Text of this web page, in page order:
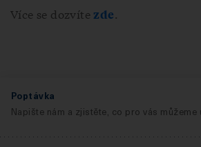
Více se dozvíte zde.
Poptávka
Napište nám a zjistěte, co pro vás můžeme